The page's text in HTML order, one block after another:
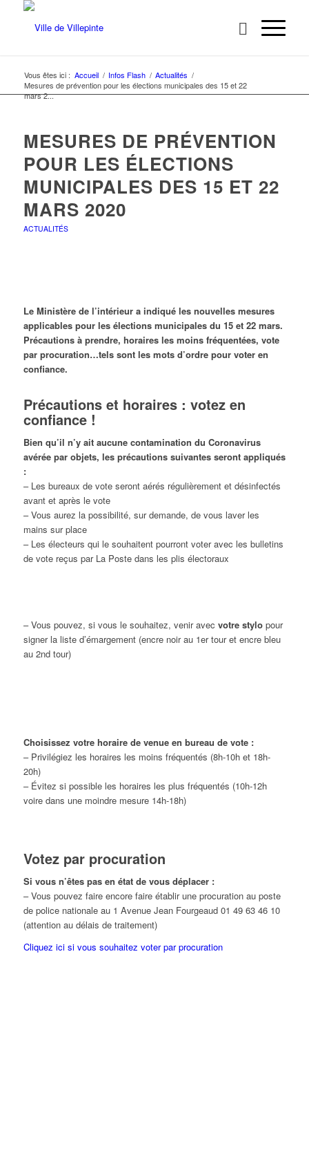
Vous êtes ici : Accueil / Infos Flash / Actualités /
Mesures de prévention pour les élections municipales des 15 et 22
mars 2...
MESURES DE PRÉVENTION
POUR LES ÉLECTIONS
MUNICIPALES DES 15 ET 22
MARS 2020
ACTUALITÉS
Le Ministère de l’intérieur a indiqué les nouvelles mesures
applicables pour les élections municipales du 15 et 22 mars.
Précautions à prendre, horaires les moins fréquentées, vote
par procuration…tels sont les mots d’ordre pour voter en
confiance.
Précautions et horaires : votez en
confiance !
Bien qu’il n’y ait aucune contamination du Coronavirus
avérée par objets, les précautions suivantes seront appliqués
:
– Les bureaux de vote seront aérés régulièrement et désinfectés
avant et après le vote
– Vous aurez la possibilité, sur demande, de vous laver les
mains sur place
– Les électeurs qui le souhaitent pourront voter avec les bulletins
de vote reçus par La Poste dans les plis électoraux
– Vous pouvez, si vous le souhaitez, venir avec votre stylopour
signer la liste d’émargement (encre noir au 1er tour et encre bleu
au 2nd tour)
Choisissez votre horaire de venue en bureau de vote :
– Privilégiez les horaires les moins fréquentés (8h-10h et 18h-
20h)
– Évitez si possible les horaires les plus fréquentés (10h-12h
voire dans une moindre mesure 14h-18h)
Votez par procuration
Si vous n’êtes pas en état de vous déplacer :
– Vous pouvez faire encore faire établir une procuration au poste
de police nationale au 1 Avenue Jean Fourgeaud 01 49 63 46 10
(attention au délais de traitement)
Cliquez ici si vous souhaitez voter par procuration